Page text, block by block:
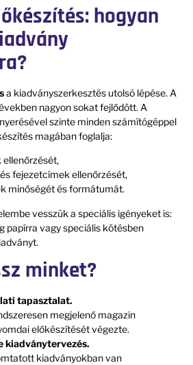
hogyan
a kiadványszerkesztés utolsó lépése. A
nagyon sokat fejlődött. A
szinte minden számítógéppel
magában foglalja:
ellenőrzését,
fejezetcímek ellenőrzését,
minőségét és formátumát.
vesszük a speciális igényeket is:
papírra vagy speciális kötésben
minket?
tapasztalat.
megjelenő magazin
előkészítését végezte.
kiadványtervezés.
kiadványokban van